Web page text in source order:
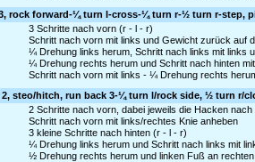
rock forward-¼ turn l-cross-¼ turn r-½ turn r-step,
3 Schritte nach vorn (r - l - r)
Schritt nach vorn mit links und Gewicht zurück auf
¼ Drehung links herum, Schritt nach links mit links
¼ Drehung rechts herum und Schritt nach hinten
Schritt nach vorn mit links - ¼ Drehung rechts
2, steo/hitch, run back 3-¼ turn l/rock side, ½ turn r/
2 Schritte nach vorn, dabei jeweils die Hacken
Schritt nach vorn mit links/rechtes Knie anheben
3 kleine Schritte nach hinten (r - l - r)
¼ Drehung links herum und Schritt nach links mit
½ Drehung rechts herum und linken Fuß an